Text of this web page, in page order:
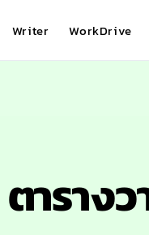
Writer WorkDrive
ตาราง